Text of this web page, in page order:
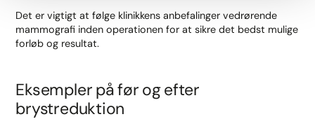
Det er vigtigt at følge klinikkens anbefalinger vedrørende
mammografi inden operationen for at sikre det bedst mulige
forløb og resultat.
Eksempler på før og efter
brystreduktion